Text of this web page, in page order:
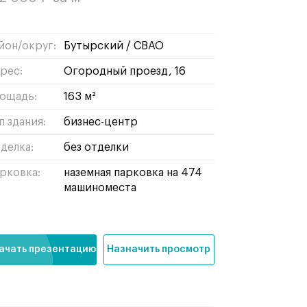
округ: бутырский/ СВАО
Огородный проезд, 16
163 м²
здания: бизнес-центр
без отделки
наземная парковка на 474
машиноместа
презентацию Назначить просмотр